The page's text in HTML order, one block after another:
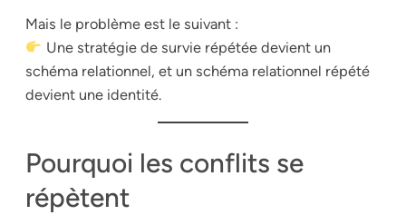
Mais le problème est le suivant :
Une stratégie de survie répétée devient un
schéma relationnel, et un schéma relationnel répété
devient une identité.
Pourquoi les conflits se
répètent